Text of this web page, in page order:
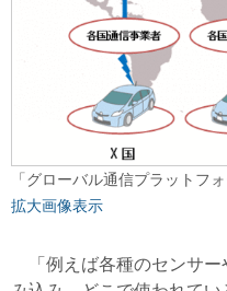
「グローバル通信プラットフ
拡大画像表示
「例えば各種のセンサー